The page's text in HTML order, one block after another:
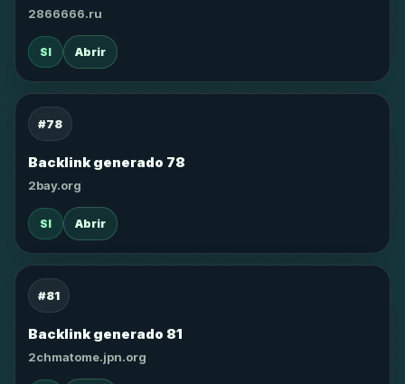
2866666.ru
SI Abrir
#78
Backlink generado 78
2bay.org
SI Abrir
#81
Backlink generado 81
2chmatome.jpn.org